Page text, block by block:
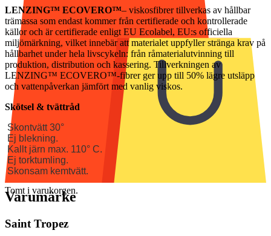
Tomt i varukorgen.
LENZING™ ECOVERO™– viskosfibrer tillverkas av hållbar
trämassa som endast kommer från certifierade och kontrollerade
källor och är certifierade enligt EU Ecolabel, EU:s officiella
miljömärkning, vilket innebär att materialet uppfyller stränga krav på
hållbarhet under hela livscykeln: från råmaterialutvinning till
produktion, distribution och kassering. Tillverkningen av
LENZING™ ECOVERO™-fibrer ger upp till 50% lägre utsläpp
och vattenpåverkan jämfört med vanlig viskos.
Skötsel & tvättråd
Skontvätt 30°
Ej blekning.
Kallt järn max. 110° C.
Ej torktumling.
Skonsam kemtvätt.
Varumärke
Saint Tropez